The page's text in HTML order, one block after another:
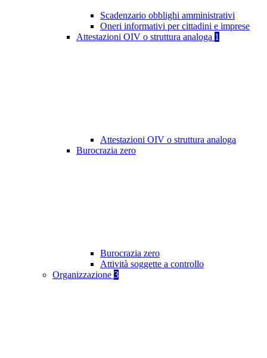
Scadenzario obblighi amministrativi
Oneri informativi per cittadini e imprese
Attestazioni OIV o struttura analoga 1
Attestazioni OIV o struttura analoga
Burocrazia zero
Burocrazia zero
Attività soggette a controllo
Organizzazione 3